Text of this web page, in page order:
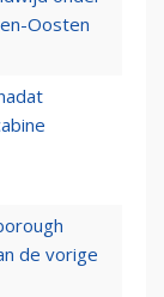
Oosten
de vorige